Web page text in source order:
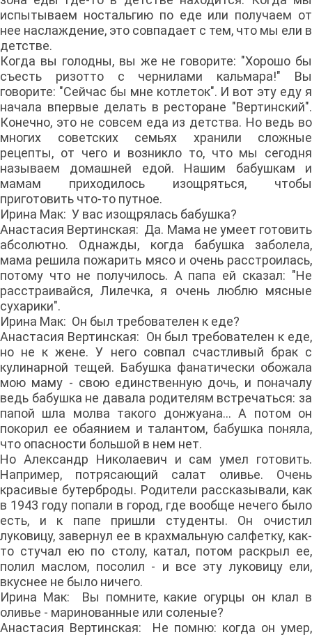
испытываем ностальгию по еде или получаем от
нее наслаждение, это совпадает с тем, что мы ели в
детстве.
Когда вы голодны, вы же не говорите: "Хорошо бы
съесть ризотто с чернилами кальмара!" Вы
говорите: "Сейчас бы мне котлеток". И вот эту еду я
начала впервые делать в ресторане "Вертинский".
Конечно, это не совсем еда из детства. Но ведь во
многих советских семьях хранили сложные
рецепты, от чего и возникло то, что мы сегодня
называем домашней едой. Нашим бабушкам и
мамам приходилось изощряться, чтобы
приготовить что-то путное.
Ирина Мак: У вас изощрялась бабушка?
Анастасия Вертинская: Да. Мама не умеет готовить
абсолютно. Однажды, когда бабушка заболела,
мама решила пожарить мясо и очень расстроилась,
потому что не получилось. А папа ей сказал: "Не
расстраивайся, Лилечка, я очень люблю мясные
сухарики".
Ирина Мак: Он был требователен к еде?
Анастасия Вертинская: Он был требователен к еде,
но не к жене. У него совпал счастливый брак с
кулинарной тещей. Бабушка фанатически обожала
мою маму - свою единственную дочь, и поначалу
ведь бабушка не давала родителям встречаться: за
папой шла молва такого донжуана... А потом он
покорил ее обаянием и талантом, бабушка поняла,
что опасности большой в нем нет.
Но Александр Николаевич и сам умел готовить.
Например, потрясающий салат оливье. Очень
красивые бутерброды. Родители рассказывали, как
в 1943 году попали в город, где вообще нечего было
есть, и к папе пришли студенты. Он очистил
луковицу, завернул ее в крахмальную салфетку, как-
то стучал ею по столу, катал, потом раскрыл ее,
полил маслом, посолил - и все эту луковицу ели,
вкуснее не было ничего.
Ирина Мак: Вы помните, какие огурцы он клал в
оливье - маринованные или соленые?
Анастасия Вертинская: Не помню: когда он умер,